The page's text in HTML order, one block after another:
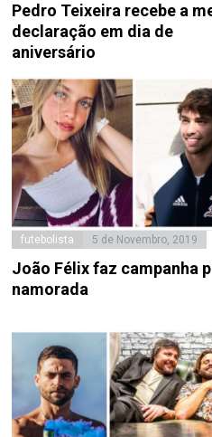
Pedro Teixeira recebe a
declaração em dia de
aniversário
futebolista 5 de Novembro, 2019
João Félix faz campanha
namorada